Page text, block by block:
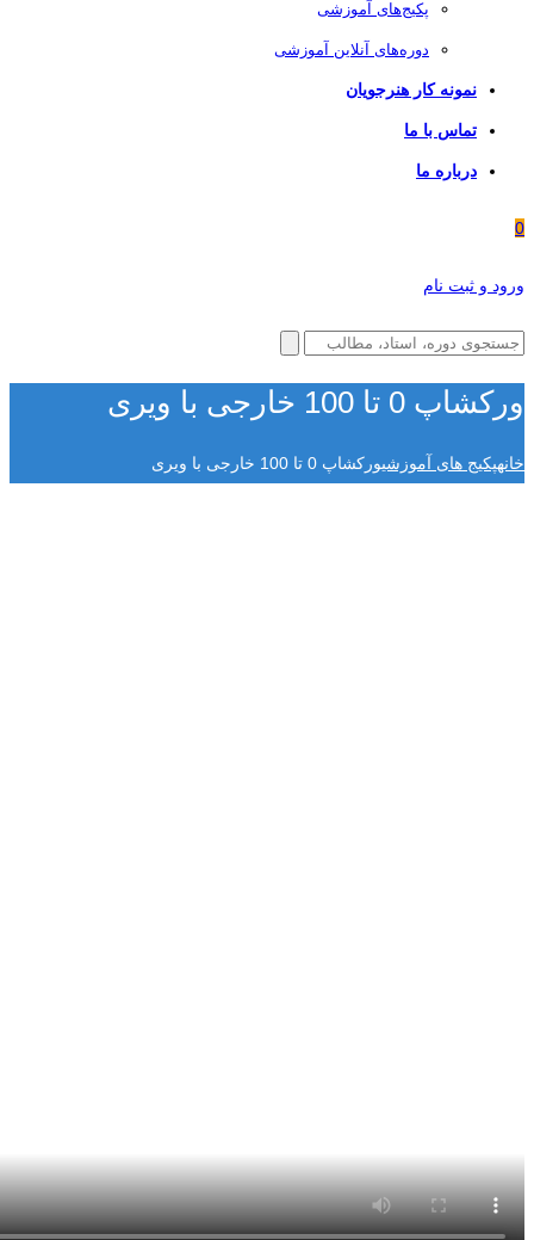
پکیج‌های آموزشی
دوره‌های آنلاین آموزشی
نمونه کار هنرجویان
تماس با ما
درباره ما
0
ورود و ثبت نام
ورکشاپ 0 تا 100 خارجی با ویری
خانهپکیج های آموزشیورکشاپ 0 تا 100 خارجی با ویری